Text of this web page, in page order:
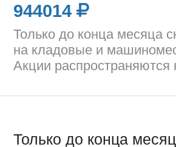
944014
Только до конца месяца
на кладовые и
Акции распространяются
Только до конца